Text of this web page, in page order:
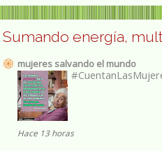
Sumando energía,
mujeres salvando el mundo
Hace 13 horas